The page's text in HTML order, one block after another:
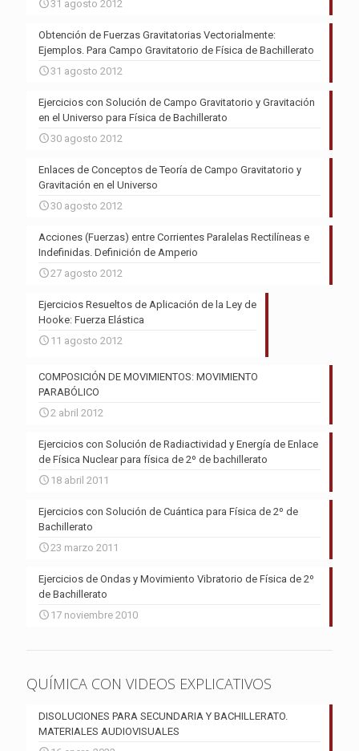
31 agosto 2012
Obtención de Fuerzas Gravitatorias Vectorialmente:
Ejemplos. Para Campo Gravitatorio de Física de Bachillerato
31 agosto 2012
Ejercicios con Solución de Campo Gravitatorio y Gravitación
en el Universo para Física de Bachillerato
30 agosto 2012
Enlaces de Conceptos de Teoría de Campo Gravitatorio y
Gravitación en el Universo
30 agosto 2012
Acciones (Fuerzas) entre Corrientes Paralelas Rectilíneas e
Indefinidas. Definición de Amperio
27 agosto 2012
Ejercicios Resueltos de Aplicación de la Ley de
Hooke: Fuerza Elástica
11 agosto 2012
COMPOSICIÓN DE MOVIMIENTOS: MOVIMIENTO
PARABÓLICO
2 abril 2012
Ejercicios con Solución de Radiactividad y Energía de Enlace
de Física Nuclear para física de 2º de bachillerato
18 abril 2011
Ejercicios con Solución de Cuántica para Física de 2º de
Bachillerato
23 marzo 2011
Ejercicios de Ondas y Movimiento Vibratorio de Física de 2º
de Bachillerato
17 noviembre 2010
QUÍMICA CON VIDEOS EXPLICATIVOS
DISOLUCIONES PARA SECUNDARIA Y BACHILLERATO.
MATERIALES AUDIOVISUALES